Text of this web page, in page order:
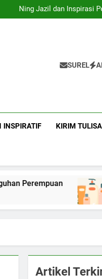
Ning Jazil dan Inspirasi
Pujian, Tuntutan, dan
Stigma
SUREL
INSPIRATIF KIRIM
Perempuan
Artikel